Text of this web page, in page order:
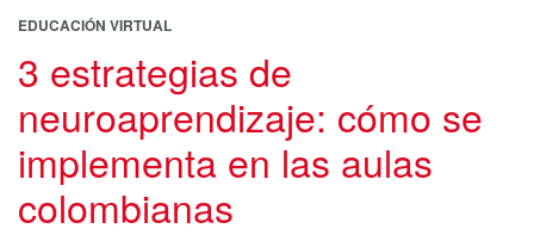
EDUCACIÓN VIRTUAL
3 estrategias de
neuroaprendizaje: cómo se
implementa en las aulas
colombianas